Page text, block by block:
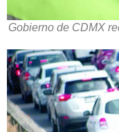
Gobierno de CDMX